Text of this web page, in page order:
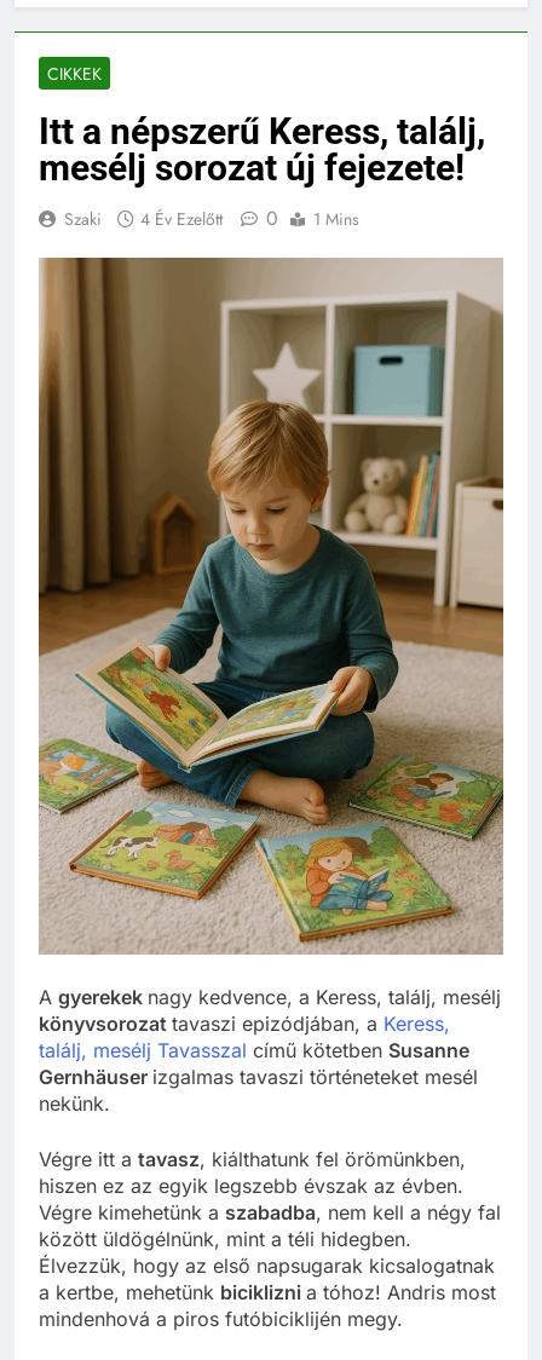
CIKKEK
Itt a népszerű Keress, találj,
mesélj sorozat új fejezete!
Szaki 4 Év Ezelőtt 0 1 Mins
A gyerekek nagy kedvence, a Keress, találj, mesélj
könyvsorozat tavaszi epizódjában, a Keress,
találj, mesélj Tavasszal című kötetben Susanne
Gernhäuser izgalmas tavaszi történeteket mesél
nekünk.
Végre itt a tavasz, kiálthatunk fel örömünkben,
hiszen ez az egyik legszebb évszak az évben.
Végre kimehetünk a szabadba, nem kell a négy fal
között üldögélnünk, mint a téli hidegben.
Élvezzük, hogy az első napsugarak kicsalogatnak
a kertbe, mehetünk biciklizni a tóhoz! Andris most
mindenhová a piros futóbiciklijén megy.